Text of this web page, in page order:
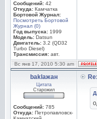
Сообщений: 42
Откуда: Камчатка
Бортовой Журнал:
Посмотреть Бортовой
Журнал (0)
Год выпуска: 1999
Модель: Datsun
Двигатель: 3.2 (QD32
Turbo Diesel)
Трансмиссия: авт.
Вс янв 17, 2010 5:30 am
baklaжан
Цитата
Старожил
Сообщений: 785
Откуда: Петропавловск-